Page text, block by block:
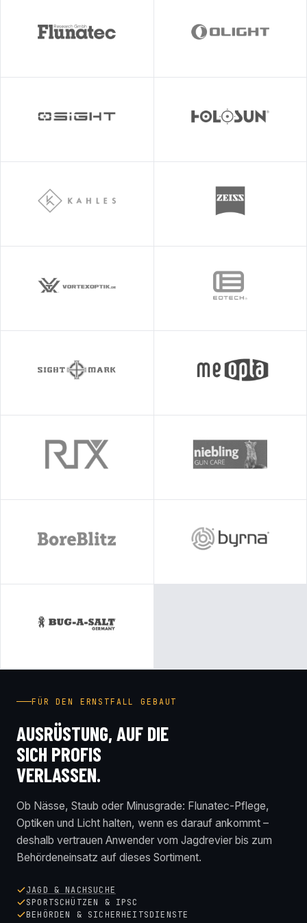
FÜR DEN ERNSTFALL GEBAUT
AUSRÜSTUNG, AUF DIE
SICH PROFIS
VERLASSEN.
Ob Nässe, Staub oder Minusgrade: Flunatec-Pflege,
Optiken und Licht halten, wenn es darauf ankommt –
deshalb vertrauen Anwender vom Jagdrevier bis zum
Behördeneinsatz auf dieses Sortiment.
JAGD & NACHSUCHE
SPORTSCHÜTZEN & IPSC
BEHÖRDEN & SICHERHEITSDIENSTE